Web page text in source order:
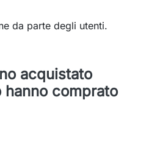
da parte degli utenti.
acquistato
comprato